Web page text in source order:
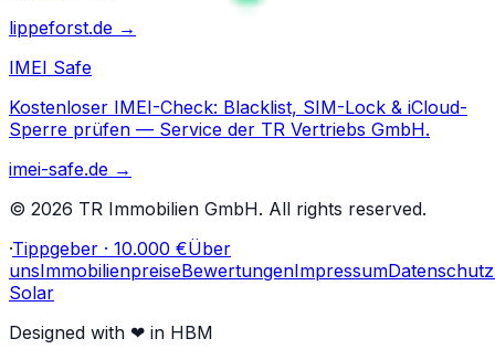
lippeforst.de →
IMEI Safe
Kostenloser IMEI-Check: Blacklist, SIM-Lock & iCloud-
Sperre prüfen — Service der TR Vertriebs GmbH.
imei-safe.de →
© 2026 TR Immobilien GmbH. All rights reserved.
·Tippgeber · 10.000 €Über
unsImmobilienpreiseBewertungenImpressumDatenschutz
Solar
Designed with ❤ in HBM